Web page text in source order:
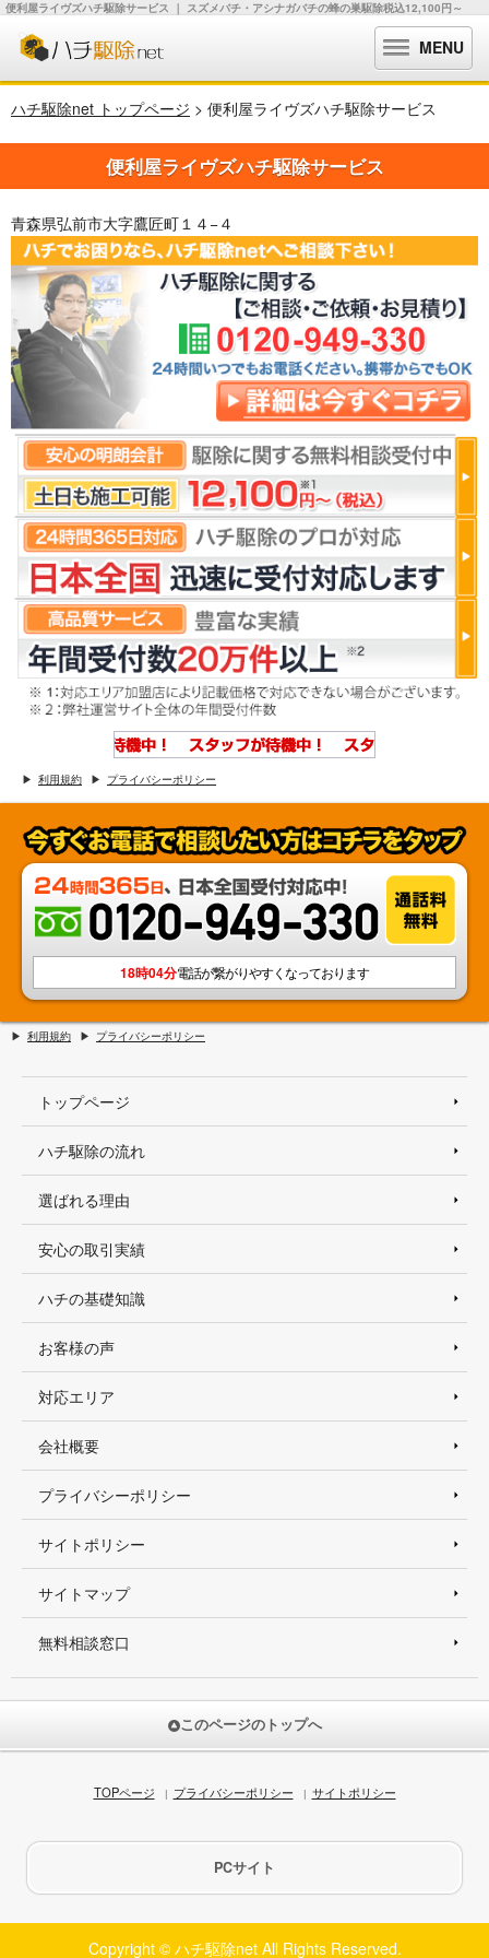
便利屋ライヴズハチ駆除サービス ｜ スズメバチ・アシナガバチの蜂の巣駆除税込12,100円～
MENU
ハチ駆除net トップページ > 便利屋ライヴズハチ駆除サービス
便利屋ライヴズハチ駆除サービス
青森県弘前市大字鷹匠町１４−４
利用規約 プライバシーポリシー
18時04分電話が繋がりやすくなっております
利用規約 プライバシーポリシー
トップページ
ハチ駆除の流れ
選ばれる理由
安心の取引実績
ハチの基礎知識
お客様の声
対応エリア
会社概要
プライバシーポリシー
サイトポリシー
サイトマップ
無料相談窓口
このページのトップへ
TOPページ プライバシーポリシー サイトポリシー
PCサイト
Copyright © ハチ駆除net All Rights Reserved.